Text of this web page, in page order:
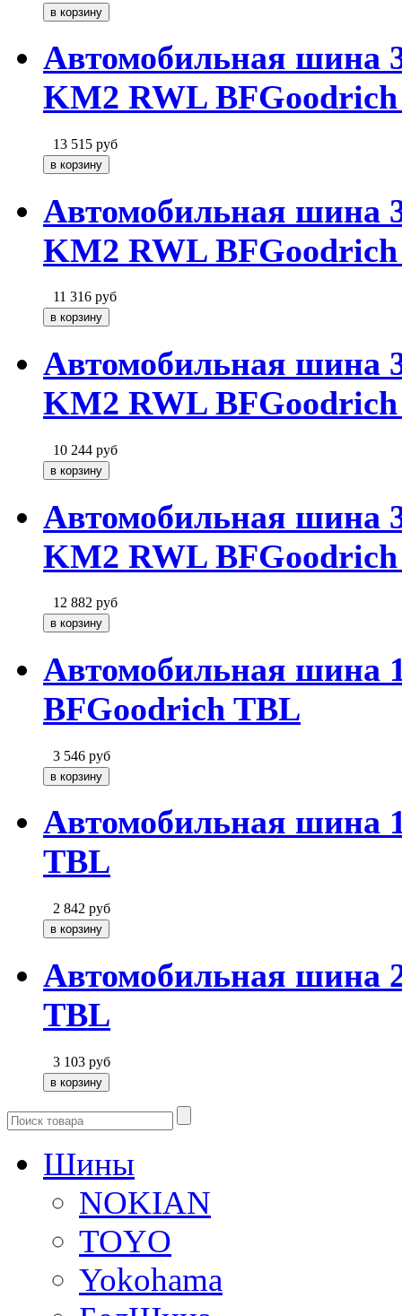
Автомобильная шина
KM2 RWL
13 515 руб
Автомобильная шина
KM2 RWL
11 316 руб
Автомобильная шина
KM2 RWL
10 244 руб
Автомобильная шина
KM2 RWL
12 882 руб
Автомобильная шина
BFGoodrich TBL
3 546 руб
Автомобильная шина
TBL
2 842 руб
Автомобильная шина
TBL
3 103 руб
Шины
NOKIAN
TOYO
Yokohama